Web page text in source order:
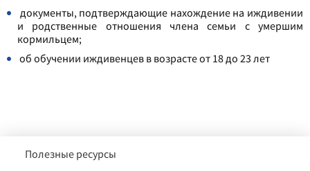
документы, подтверждающие нахождение на иждивении
и родственные отношения члена семьи с умершим
кормильцем;
об обучении иждивенцев в возрасте от 18 до 23 лет
Полезные ресурсы